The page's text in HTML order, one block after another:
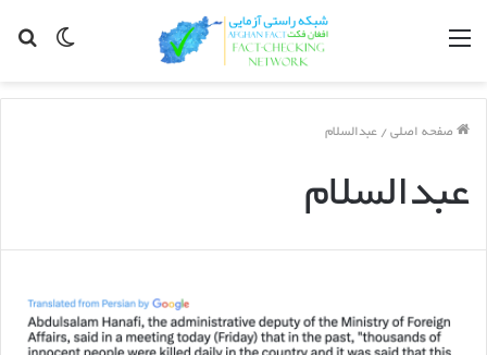
Switch
مینو
صفحه اصلی / عبدالسلام
عبدالسلام